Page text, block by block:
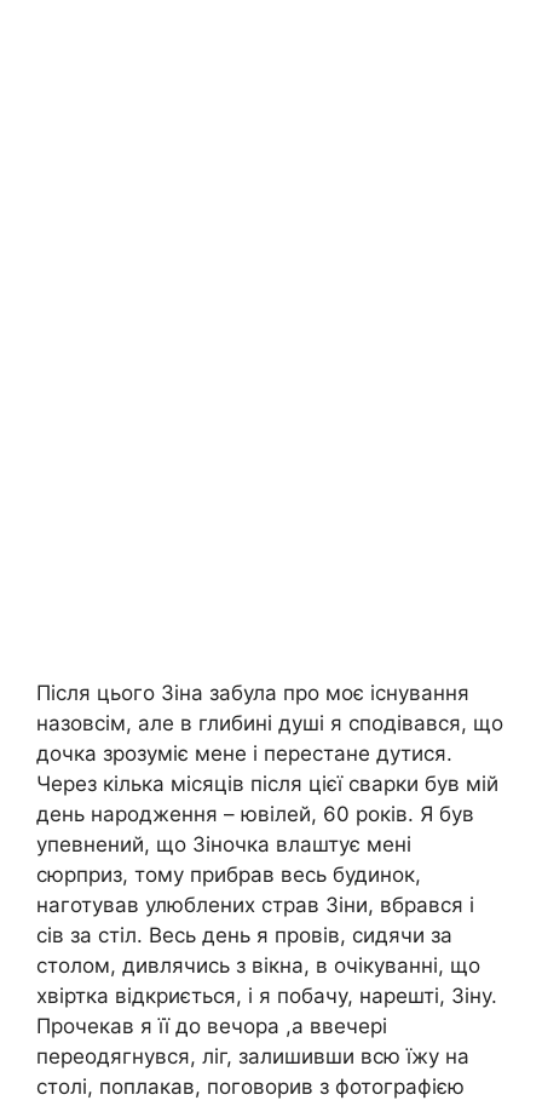
Після цього Зіна забула про моє існування
назовсім, але в глибині душі я сподівався, що
дочка зрозуміє мене і перестане дутися.
Через кілька місяців після цієї сварки був мій
день народження – ювілей, 60 років. Я був
упевнений, що Зіночка влаштує мені
сюрприз, тому прибрав весь будинок,
наготував улюблених страв Зіни, вбрався і
сів за стіл. Весь день я провів, сидячи за
столом, дивлячись з вікна, в очікуванні, що
хвіртка відкриється, і я побачу, нарешті, Зіну.
Прочекав я її до вечора ,а ввечері
переодягнувся, ліг, залишивши всю їжу на
столі, поплакав, поговорив з фотографією